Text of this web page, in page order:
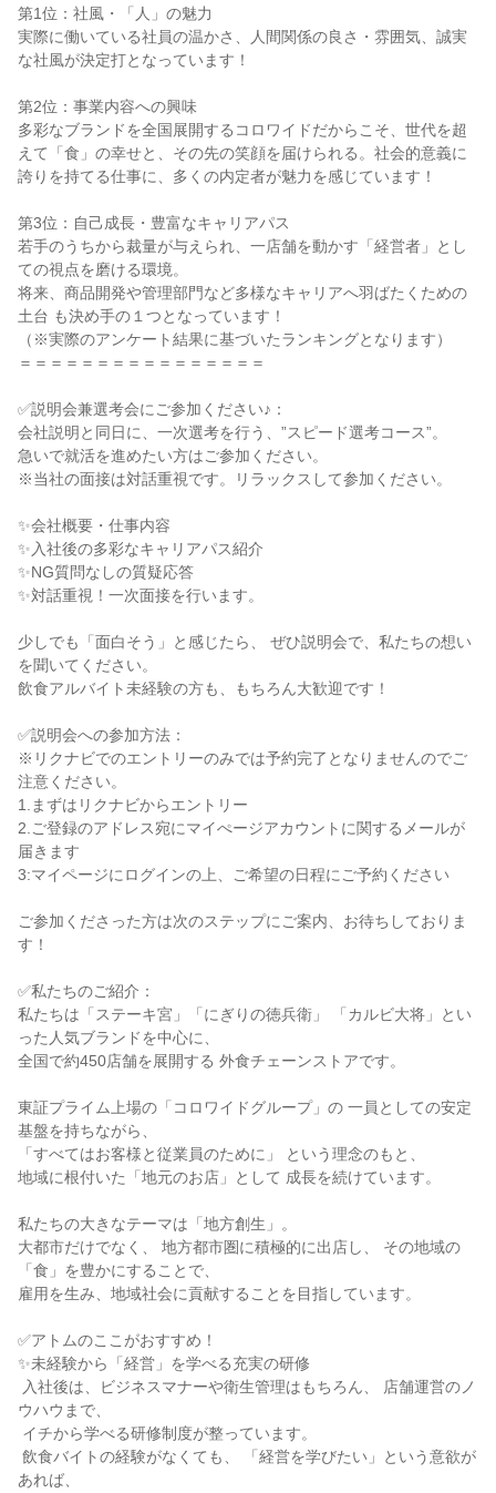
第1位：社風・「人」の魅力
実際に働いている社員の温かさ、人間関係の良さ・雰囲気、誠実
な社風が決定打となっています！
第2位：事業内容への興味
多彩なブランドを全国展開するコロワイドだからこそ、世代を超
えて「食」の幸せと、その先の笑顔を届けられる。社会的意義に
誇りを持てる仕事に、多くの内定者が魅力を感じています！
第3位：自己成長・豊富なキャリアパス
若手のうちから裁量が与えられ、一店舗を動かす「経営者」とし
ての視点を磨ける環境。
将来、商品開発や管理部門など多様なキャリアへ羽ばたくための
土台 も決め手の１つとなっています！
（※実際のアンケート結果に基づいたランキングとなります）
＝＝＝＝＝＝＝＝＝＝＝＝＝＝＝＝
✅説明会兼選考会にご参加ください♪：
会社説明と同日に、一次選考を行う、”スピード選考コース”。
急いで就活を進めたい方はご参加ください。
※当社の面接は対話重視です。リラックスして参加ください。
✨会社概要・仕事内容
✨入社後の多彩なキャリアパス紹介
✨NG質問なしの質疑応答
✨対話重視！一次面接を行います。
少しでも「面白そう」と感じたら、 ぜひ説明会で、私たちの想い
を聞いてください。
飲食アルバイト未経験の方も、もちろん大歓迎です！
✅説明会への参加方法：
※リクナビでのエントリーのみでは予約完了となりませんのでご
注意ください。
1.まずはリクナビからエントリー
2.ご登録のアドレス宛にマイぺージアカウントに関するメールが
届きます
3:マイページにログインの上、ご希望の日程にご予約ください
ご参加くださった方は次のステップにご案内、お待ちしておりま
す！
✅私たちのご紹介：
私たちは「ステーキ宮」「にぎりの徳兵衛」 「カルビ大将」とい
った人気ブランドを中心に、
全国で約450店舗を展開する 外食チェーンストアです。
東証プライム上場の「コロワイドグループ」の 一員としての安定
基盤を持ちながら、
「すべてはお客様と従業員のために」 という理念のもと、
地域に根付いた「地元のお店」として 成長を続けています。
私たちの大きなテーマは「地方創生」。
大都市だけでなく、 地方都市圏に積極的に出店し、 その地域の
「食」を豊かにすることで、
雇用を生み、地域社会に貢献することを目指しています。
✅アトムのここがおすすめ！
✨未経験から「経営」を学べる充実の研修
ウハウまで、
あれば、